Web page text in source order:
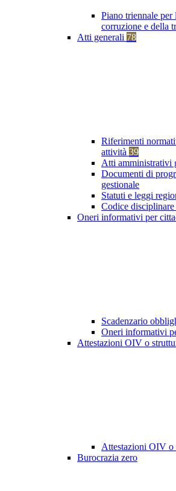
Piano triennale per
corruzione e della
Atti generali 78
Riferimenti
attività 39
Atti amministrativi
Documenti di
gestionale
Statuti e leggi
Codice
Oneri informativi per
Scadenzario
Oneri informativi
Attestazioni OIV o
Attestazioni OIV o
Burocrazia zero